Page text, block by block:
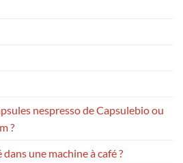
nespresso de Capsulebio ou
?
une machine à café ?